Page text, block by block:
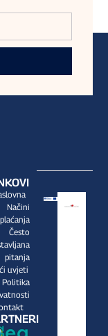
Načini
plaćanja
Često
pitanja
uvjeti
Politika